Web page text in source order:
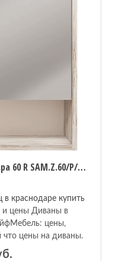
Зеркальный шкаф DIWO Самара 60 R SAM.Z.60/P/DS Дуб скандинавский
в краснодаре купить
и цены Диваны в
цены,
что цены на диваны.